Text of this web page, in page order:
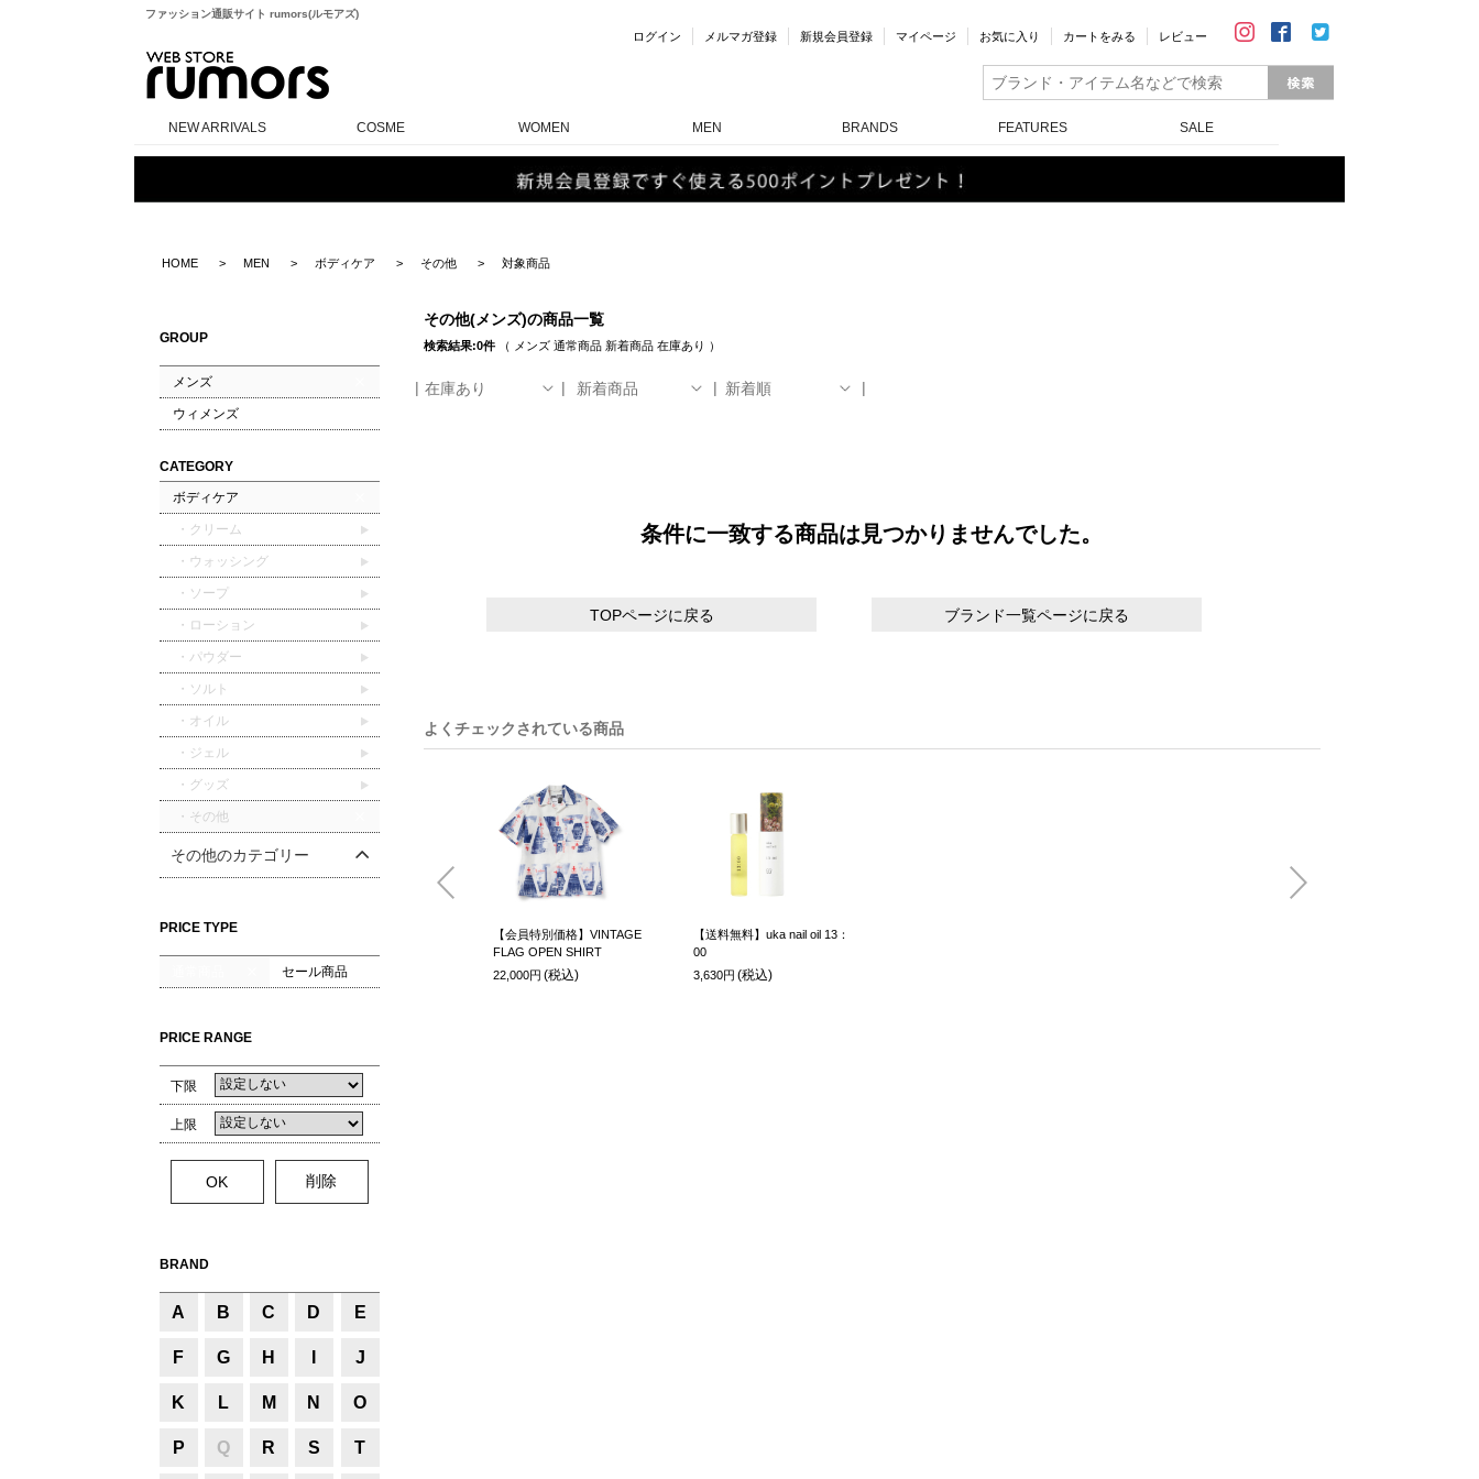
ファッション通販サイト rumors(ルモアズ)
ログイン メルマガ登録 新規会員登録 マイページ お気に入り カートをみる レビュー
NEW ARRIVALS COSME WOMEN MEN BRANDS FEATURES SALE
HOME MEN ボディケア その他 対象商品
GROUP
メンズ
ウィメンズ
CATEGORY
ボディケア
・クリーム
・ウォッシング
・ソープ
・ローション
・パウダー
・ソルト
・オイル
・ジェル
・グッズ
・その他
その他のカテゴリー
PRICE TYPE
セール商品
PRICE RANGE
下限
上限
BRAND
A B C D E
F G H J
K L M N O
P Q R S T
その他(メンズ)の商品一覧
検索結果:0件（ メンズ 通常商品 新着商品 在庫あり ）
在庫あり 新着商品 新着順
条件に一致する商品は見つかりませんでした。
TOPページに戻る ブランド一覧ページに戻る
よくチェックされている商品
【会員特別価格】VINTAGE
FLAG OPEN SHIRT
22,000円 (税込)
【送料無料】uka nail oil 13：
00
3,630円 (税込)